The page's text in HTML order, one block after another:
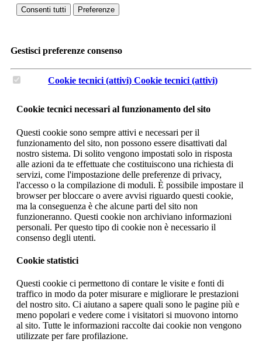
Consenti tutti Preferenze
Gestisci preferenze consenso
Cookie tecnici (attivi) Cookie tecnici (attivi)
Cookie tecnici necessari al funzionamento del sito
Questi cookie sono sempre attivi e necessari per il
funzionamento del sito, non possono essere disattivati dal
nostro sistema. Di solito vengono impostati solo in risposta
alle azioni da te effettuate che costituiscono una richiesta di
servizi, come l'impostazione delle preferenze di privacy,
l'accesso o la compilazione di moduli. È possibile impostare il
browser per bloccare o avere avvisi riguardo questi cookie,
ma la conseguenza è che alcune parti del sito non
funzioneranno. Questi cookie non archiviano informazioni
personali. Per questo tipo di cookie non è necessario il
consenso degli utenti.
Cookie statistici
Questi cookie ci permettono di contare le visite e fonti di
traffico in modo da poter misurare e migliorare le prestazioni
del nostro sito. Ci aiutano a sapere quali sono le pagine più e
meno popolari e vedere come i visitatori si muovono intorno
al sito. Tutte le informazioni raccolte dai cookie non vengono
utilizzate per fare profilazione.